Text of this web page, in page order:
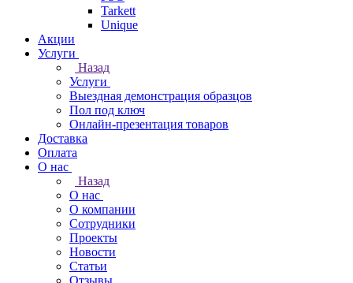
Tarkett
Unique
Акции
Услуги
Назад
Услуги
Выездная демонстрация образцов
Пол под ключ
Онлайн-презентация товаров
Доставка
Оплата
О нас
Назад
О нас
О компании
Сотрудники
Проекты
Новости
Статьи
Отзывы